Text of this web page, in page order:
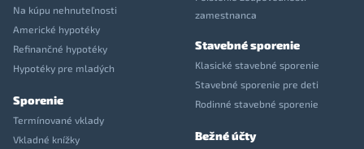
Na kúpu nehnuteľnosti
Americké hypotéky
Refinančné hypotéky
Hypotéky pre mladých
Sporenie
Termínované vklady
Vkladné knížky
zamestnanca
Stavebné sporenie
Klasické stavebné sporenie
Stavebné sporenie pre deti
Rodinné stavebné sporenie
Bežné účty